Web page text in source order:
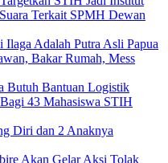
Terkait SPMH Dewan
Adalah Putra Asli Papua
Bakar Rumah, Mess
Butuh Bantuan Logistik
43 Mahasiswa STIH
Diri dan 2 Anaknya
Akan Gelar Aksi Tolak